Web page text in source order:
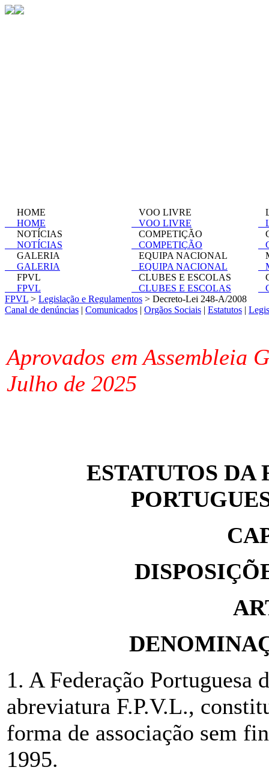
HOME
HOME
NOTÍCIAS
NOTÍCIAS
GALERIA
GALERIA
FPVL
FPVL
VOO LIVRE
VOO LIVRE
COMPETIÇÃO
COMPETIÇÃO
EQUIPA NACIONAL
EQUIPA NACIONAL
CLUBES E ESCOLAS
CLUBES E ESCOLAS
FPVL > Legislação e Regulamentos > Decreto-Lei 248-A/2008
Canal de denúncias | Comunicados | Orgãos Sociais | Estatutos |
Aprovados em Assembleia
Julho de 2025
ESTATUTOS DA
1. A Federação Portuguesa
abreviatura F.P.V.L.,
forma de associação sem
1995.